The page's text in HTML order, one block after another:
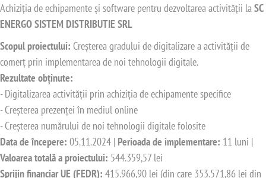
Achiziția de echipamente și software pentru dezvoltarea activității la SC
ENERGO SISTEM DISTRIBUTIE SRL
Scopul proiectului: Creșterea gradului de digitalizare a activității de
comerț prin implementarea de noi tehnologii digitale.
Rezultate obținute:
- Digitalizarea activității prin achiziția de echipamente specifice
- Creșterea prezenței în mediul online
- Creșterea numărului de noi tehnologii digitale folosite
Data de începere: 05.11.2024 | Perioada de implementare: 11 luni |
Valoarea totală a proiectului: 544.359,57 lei
Sprijin financiar UE (FEDR): 415.966,90 lei (din care 353.571,86 lei din